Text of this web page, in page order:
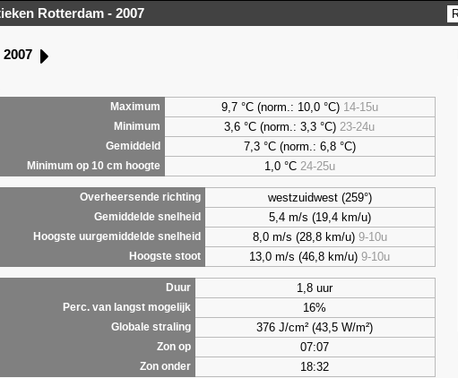
Rotterdam - 2007
Maximum
9,7 °C (norm.: 10,0 °C) 14-15u
Minimum 3,6 °C (norm.: 3,3 °C) 23-24u
Gemiddeld 7,3 °C (norm.: 6,8 °C)
Minimum op 10 cm hoogte 1,0 °C 24-25u
Overheersende richting
westzuidwest (259°)
Gemiddelde snelheid 5,4 m/s (19,4 km/u)
Hoogste uurgemiddelde snelheid 8,0 m/s (28,8 km/u) 9-10u
Hoogste stoot 13,0 m/s (46,8 km/u)9-10u
Duur
1,8 uur
Perc. van langst mogelijk 16%
Globale straling 376 J/cm² (43,5 W/m²)
Zon op 07:07
Zon onder 18:32